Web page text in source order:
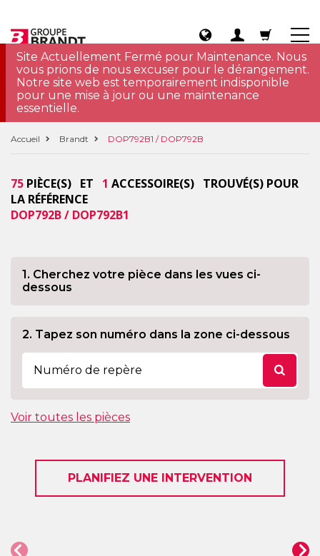
Site Actuellement Fermé pour Maintenance. Nous
vous prions de nous excuser pour le dérangement.
Notre site web est temporairement indisponible
pour une mise à jour ou une maintenance
essentielle.
Accueil Brandt DOP792B1 / DOP792B
75 PIÈCE(S) ET 1 ACCESSOIRE(S) TROUVÉ(S) POUR
LA RÉFÉRENCE
DOP792B / DOP792B1
1. Cherchez votre pièce dans les vues ci-
dessous
2. Tapez son numéro dans la zone ci-dessous
Voir toutes les pièces
PLANIFIEZ UNE INTERVENTION